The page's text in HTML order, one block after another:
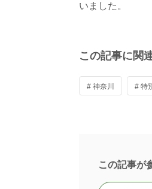
いました。
この記事に関
# 神奈川 # 特
この記事が